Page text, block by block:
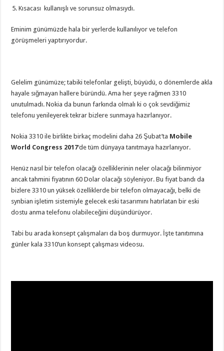
Kısacası kullanışlı ve sorunsuz olmasıydı.
Eminim günümüzde hala bir yerlerde kullanılıyor ve telefon
görüşmeleri yaptırıyordur.
Gelelim günümüze; tabiki telefonlar gelişti, büyüdü, o dönemlerde akla
hayale sığmayan hallere büründü. Ama her şeye rağmen 3310
unutulmadı. Nokia da bunun farkında olmalı ki o çok sevdiğimiz
telefonu yenileyerek tekrar bizlere sunmaya hazırlanıyor.
Nokia 3310 ile birlikte birkaç modelini daha 26 Şubat’ta Mobile
World Congress 2017‘de tüm dünyaya tanıtmaya hazırlanıyor.
Henüz nasıl bir telefon olacağı özelliklerinin neler olacağı bilinmiyor
ancak tahmini fiyatının 60 Dolar olacağı söyleniyor. Bu fiyat bandı da
bizlere 3310 un yüksek özelliklerde bir telefon olmayacağı, belki de
synbian işletim sistemiyle gelecek eski tasarımını hatırlatan bir eski
dostu anma telefonu olabileceğini düşündürüyor.
Tabi bu arada konsept çalışmaları da boş durmuyor. İşte tanıtımına
günler kala 3310’un konsept çalışması videosu.